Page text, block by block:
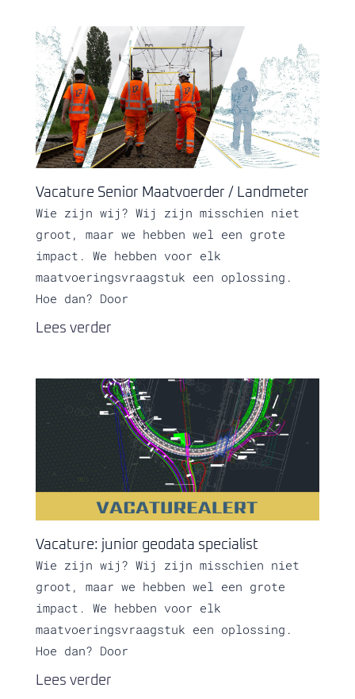
Vacature Senior Maatvoerder / Landmeter
Wie zijn wij? Wij zijn misschien niet
groot, maar we hebben wel een grote
impact. We hebben voor elk
maatvoeringsvraagstuk een oplossing.
Hoe dan? Door
Lees verder
Vacature: junior geodata specialist
Wie zijn wij? Wij zijn misschien niet
groot, maar we hebben wel een grote
impact. We hebben voor elk
maatvoeringsvraagstuk een oplossing.
Hoe dan? Door
Lees verder